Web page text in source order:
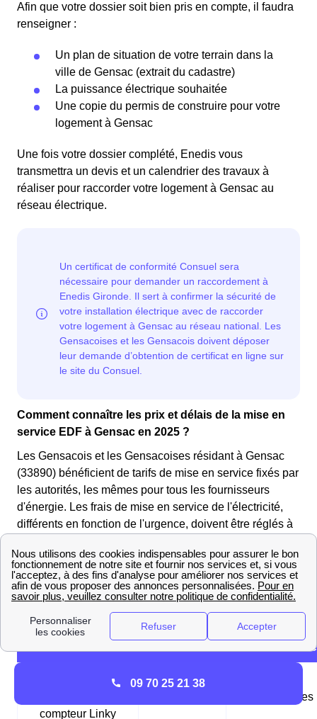
Afin que votre dossier soit bien pris en compte, il faudra
renseigner :
Un plan de situation de votre terrain dans la
ville de Gensac (extrait du cadastre)
La puissance électrique souhaitée
Une copie du permis de construire pour votre
logement à Gensac
Une fois votre dossier complété, Enedis vous
transmettra un devis et un calendrier des travaux à
réaliser pour raccorder votre logement à Gensac au
réseau électrique.
Comment connaître les prix et délais de la mise en
service EDF à Gensac en 2025 ?
Les Gensacois et les Gensacoises résidant à Gensac
(33890) bénéficient de tarifs de mise en service fixés par
les autorités, les mêmes pour tous les fournisseurs
d'énergie. Les frais de mise en service de l'électricité,
différents en fonction de l'urgence, doivent être réglés à
GRDF, le gestionnaire du réseau de gaz.
Les tableaux suivants présentent les différentes options
de mise en service disponibles à Gensac (33890) :
Tableau des mises en service d'électricité
Mise en service
compteur Linky
24-48 heures
09 70 25 21 38